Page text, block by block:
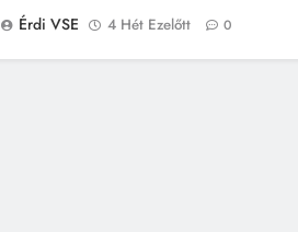
Érdi VSE
4 Hét Ezelőtt 0